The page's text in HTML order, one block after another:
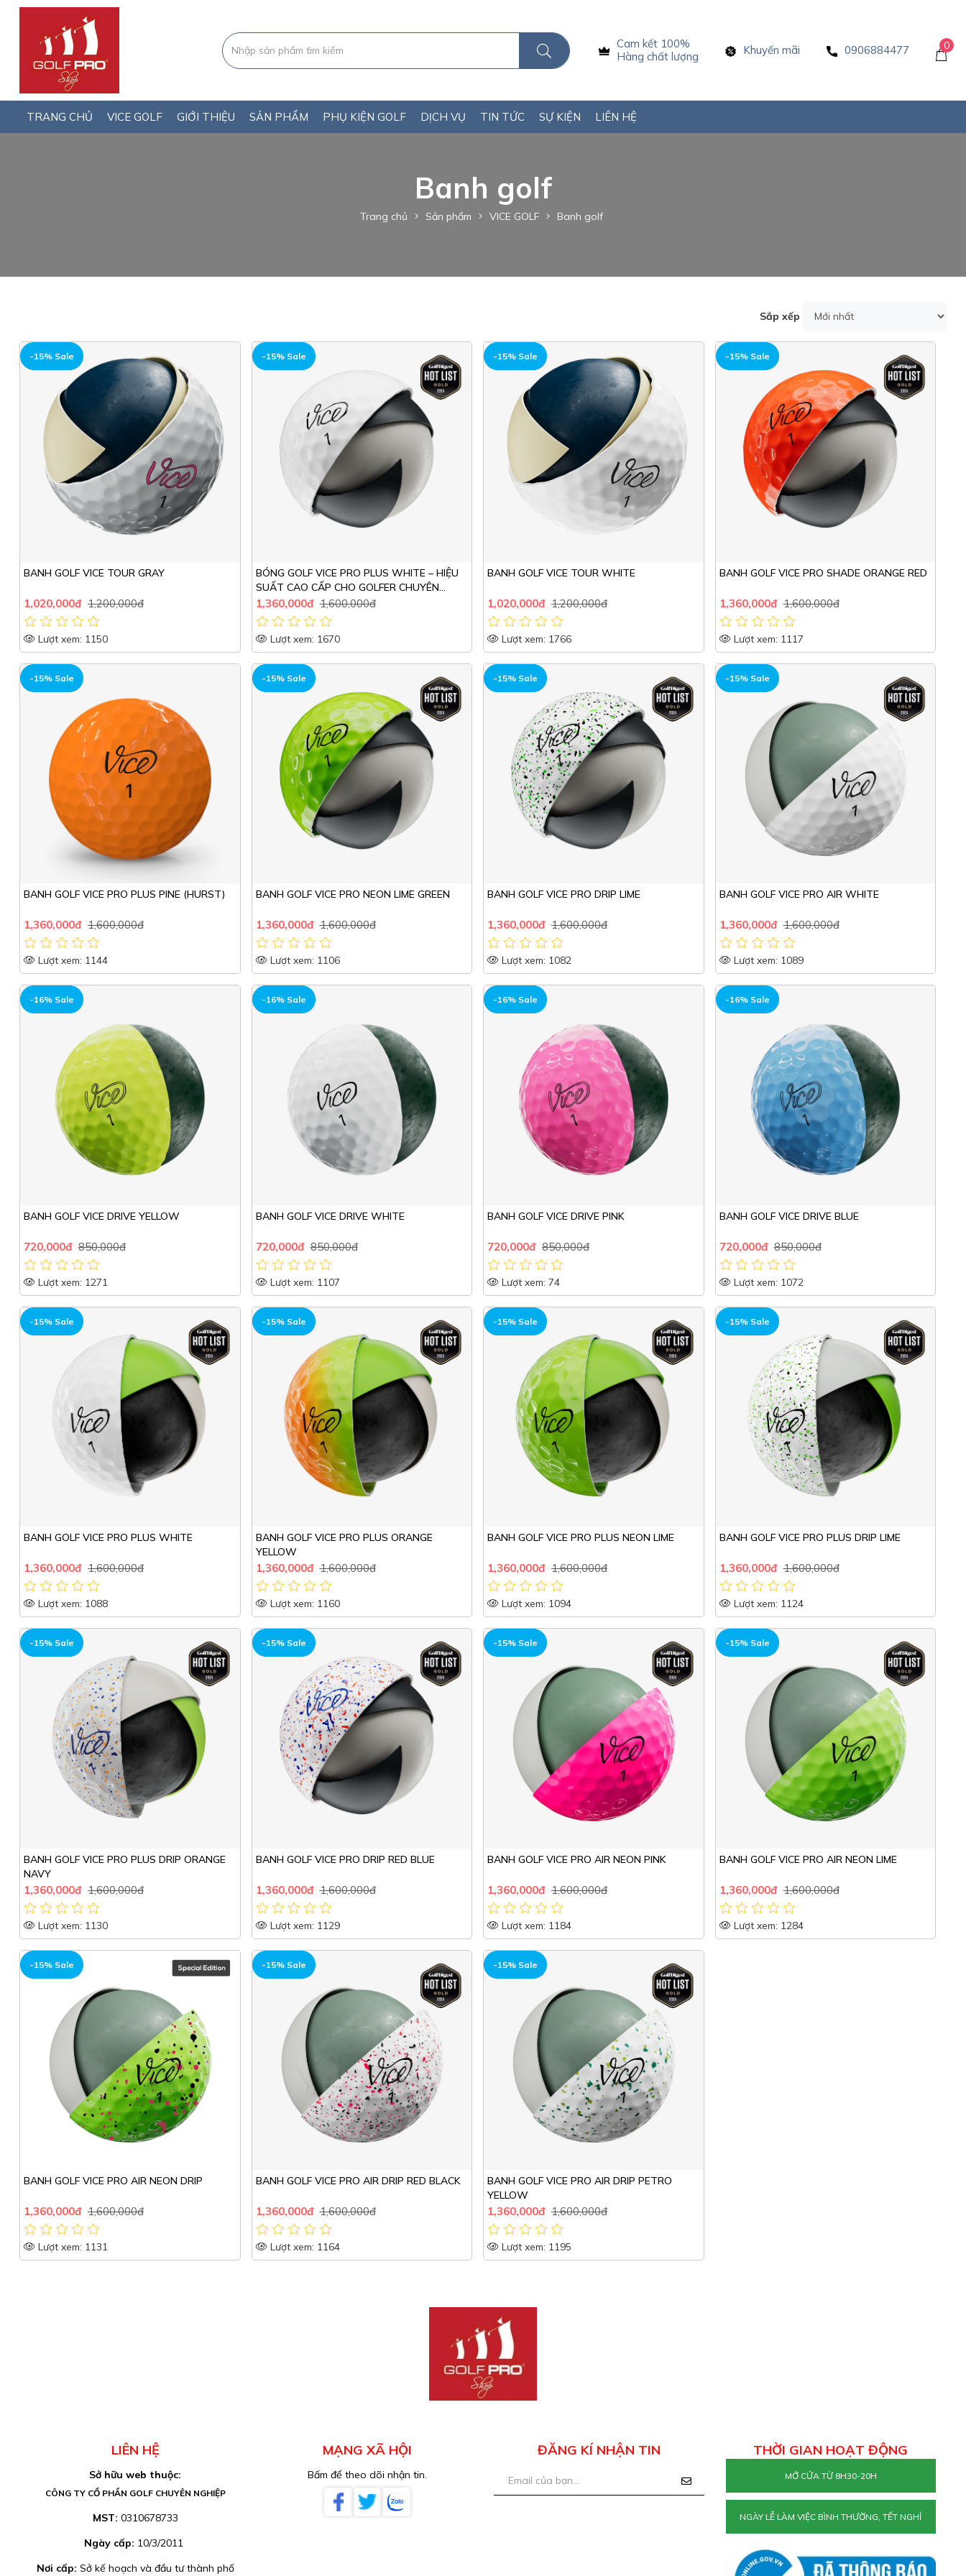
Cam kết 100%
Hàng chất lượng
Khuyến mãi 0906884477 0
TRANG CHỦ VICE GOLF GIỚI THIỆU SẢN PHẨM PHỤ KIỆN GOLF DỊCH VỤ TIN TỨC SỰ KIỆN LIÊN HỆ
Banh golf
Trang chủ Sản phẩm VICE GOLF Banh golf
Sắp xếp
HOT
-15% Sale
BANH GOLF VICE TOUR GRAY
1,020,000đ 1,200,000đ
Lượt xem: 1150
HOT
-15% Sale
BÓNG GOLF VICE PRO PLUS WHITE – HIỆU
SUẤT CAO CẤP CHO GOLFER CHUYÊN
NGHIỆP
1,360,000đ 1,600,000đ
Lượt xem: 1670
HOT
-15% Sale
BANH GOLF VICE TOUR WHITE
1,020,000đ 1,200,000đ
Lượt xem: 1766
HOT
-15% Sale
BANH GOLF VICE PRO SHADE ORANGE RED
1,360,000đ 1,600,000đ
Lượt xem: 1117
HOT
-15% Sale
BANH GOLF VICE PRO PLUS PINE (HURST)
1,360,000đ 1,600,000đ
Lượt xem: 1144
HOT
-15% Sale
BANH GOLF VICE PRO NEON LIME GREEN
1,360,000đ 1,600,000đ
Lượt xem: 1106
HOT
-15% Sale
BANH GOLF VICE PRO DRIP LIME
1,360,000đ 1,600,000đ
Lượt xem: 1082
HOT
-15% Sale
BANH GOLF VICE PRO AIR WHITE
1,360,000đ 1,600,000đ
Lượt xem: 1089
HOT
-16% Sale
BANH GOLF VICE DRIVE YELLOW
720,000đ 850,000đ
Lượt xem: 1271
HOT
-16% Sale
BANH GOLF VICE DRIVE WHITE
720,000đ 850,000đ
Lượt xem: 1107
HOT
-16% Sale
BANH GOLF VICE DRIVE PINK
720,000đ 850,000đ
Lượt xem: 74
HOT
-16% Sale
BANH GOLF VICE DRIVE BLUE
720,000đ 850,000đ
Lượt xem: 1072
HOT
-15% Sale
BANH GOLF VICE PRO PLUS WHITE
1,360,000đ 1,600,000đ
Lượt xem: 1088
HOT
-15% Sale
BANH GOLF VICE PRO PLUS ORANGE
YELLOW
1,360,000đ 1,600,000đ
Lượt xem: 1160
HOT
-15% Sale
BANH GOLF VICE PRO PLUS NEON LIME
1,360,000đ 1,600,000đ
Lượt xem: 1094
HOT
-15% Sale
BANH GOLF VICE PRO PLUS DRIP LIME
1,360,000đ 1,600,000đ
Lượt xem: 1124
HOT
-15% Sale
BANH GOLF VICE PRO PLUS DRIP ORANGE
NAVY
1,360,000đ 1,600,000đ
Lượt xem: 1130
HOT
-15% Sale
BANH GOLF VICE PRO DRIP RED BLUE
1,360,000đ 1,600,000đ
Lượt xem: 1129
HOT
-15% Sale
BANH GOLF VICE PRO AIR NEON PINK
1,360,000đ 1,600,000đ
Lượt xem: 1184
HOT
-15% Sale
BANH GOLF VICE PRO AIR NEON LIME
1,360,000đ 1,600,000đ
Lượt xem: 1284
HOT
-15% Sale
BANH GOLF VICE PRO AIR NEON DRIP
1,360,000đ 1,600,000đ
Lượt xem: 1131
HOT
-15% Sale
BANH GOLF VICE PRO AIR DRIP RED BLACK
1,360,000đ 1,600,000đ
Lượt xem: 1164
HOT
-15% Sale
BANH GOLF VICE PRO AIR DRIP PETRO
YELLOW
1,360,000đ 1,600,000đ
Lượt xem: 1195
LIÊN HỆ
Sở hữu web thuộc:
CÔNG TY CỔ PHẦN GOLF CHUYÊN NGHIỆP
MST: 0310678733
Ngày cấp: 10/3/2011
Nơi cấp: Sở kế hoạch và đầu tư thành phố
MẠNG XÃ HỘI
Bấm để theo dõi nhận tin.
ĐĂNG KÍ NHẬN TIN THỜI GIAN HOẠT ĐỘNG
MỞ CỬA TỪ 8H30-20H
NGÀY LỄ LÀM VIỆC BÌNH THƯỜNG, TẾT NGHỈ